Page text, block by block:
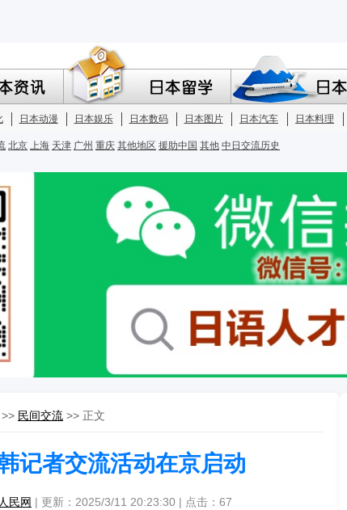
>> 民间交流 >> 正文
记者交流活动在京启动
人民网 | 更新：2025/3/11 20:23:30 | 点击： 67